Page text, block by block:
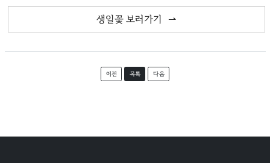
생일꽃 보러가기
이전 목록 다음